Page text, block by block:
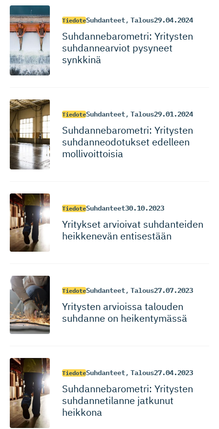
TiedoteSuhdanteet, Talous29.04.2024
Suhdanneba­ro­metri: Yritysten
suhdannearviot pysyneet
synkkinä
TiedoteSuhdanteet, Talous29.01.2024
Suhdanneba­ro­metri: Yritysten
suhdanneo­do­tukset edelleen
mollivoittoisia
TiedoteSuhdanteet30.10.2023
Yritykset arvioivat suhdanteiden
heikkenevän entisestään
TiedoteSuhdanteet, Talous27.07.2023
Yritysten arvioissa talouden
suhdanne on heikentymässä
TiedoteSuhdanteet, Talous27.04.2023
Suhdanneba­ro­metri: Yritysten
suhdannetilanne jatkunut
heikkona